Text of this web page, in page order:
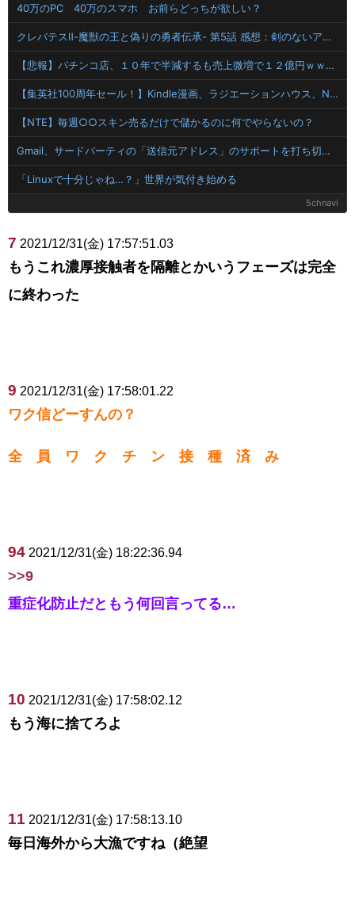
40万のPC 40万のスマホ お前らどっちが欲しい？
クレバテスⅡ-魔獣の王と偽りの勇者伝承- 第5話 感想：剣のないアリシアさんに新たな力が発現！
【悲報】パチンコ店、１０年で半減するも売上微増で１２億円ｗｗｗｗｗｗｗ
【集英社100周年セール！】Kindle漫画、ラジエーションハウス、NANA、逃げ上手の若君、アオのハコ、終わりのセラフ、ワンパンマン、ワールドトリガー、左利きのエレンなど！
【NTE】毎週○○スキン売るだけで儲かるのに何でやらないの？
Gmail、サードパーティの「送信元アドレス」のサポートを打ち切りへ
「Linuxで十分じゃね…？」世界が気付き始める
5chnavi
7 2021/12/31(金) 17:57:51.03
もうこれ濃厚接触者を隔離とかいうフェーズは完全
に終わった
9 2021/12/31(金) 17:58:01.22
ワク信どーすんの？
全 員 ワ ク チ ン 接 種 済 み
94 2021/12/31(金) 18:22:36.94
>>9
重症化防止だともう何回言ってる…
10 2021/12/31(金) 17:58:02.12
もう海に捨てろよ
11 2021/12/31(金) 17:58:13.10
毎日海外から大漁ですね（絶望